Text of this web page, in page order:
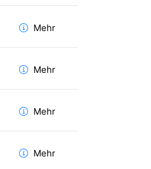
Mehr
Mehr
Mehr
Mehr